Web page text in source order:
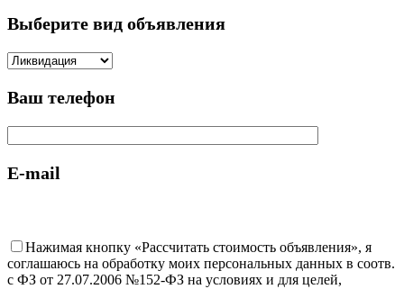
Выберите вид объявления
Ваш телефон
E-mail
Нажимая кнопку «Рассчитать стоимость объявления», я
соглашаюсь на обработку моих персональных данных в соотв.
с ФЗ от 27.07.2006 №152-ФЗ на условиях и для целей,